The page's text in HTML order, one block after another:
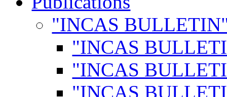
"INCAS
"INCAS
"INCAS
"INCAS